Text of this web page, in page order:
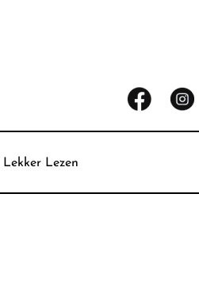
Lekker Lezen